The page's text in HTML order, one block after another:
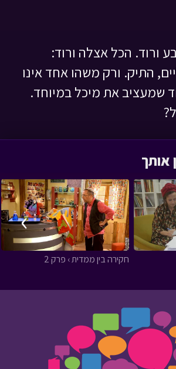
ורוד. הכל אצלה ורוד:
התיק. ורק משהו אחד אינו
שמעציב את מיכל במיוחד.
חקירה בין ממדית › פרק 2
›